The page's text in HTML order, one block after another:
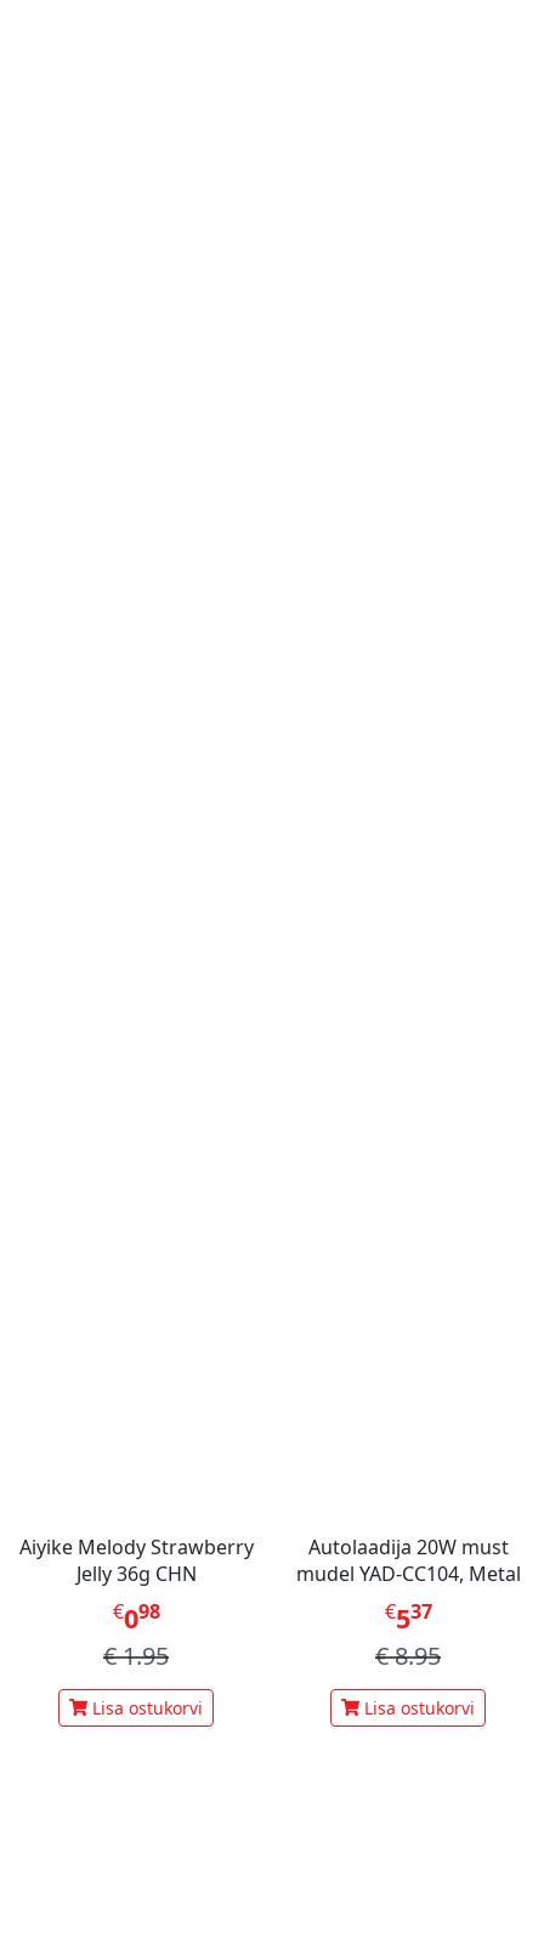
Aiyike Melody Strawberry
Jelly 36g CHN
€098
€1.95
Lisa ostukorvi
Autolaadija 20W must
mudel YAD-CC104, Metal
€537
€8.95
Lisa ostukorvi